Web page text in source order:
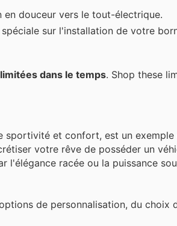
douceur vers le tout-électrique.
sur l'installation de votre
dans le temps. Shop these
sportivité et confort, est un
votre rêve de posséder un
l'élégance racée ou la puissance
de personnalisation, du choix